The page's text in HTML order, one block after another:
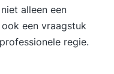
van
de juiste
te laten
alleen een
een vraagstuk
regie.